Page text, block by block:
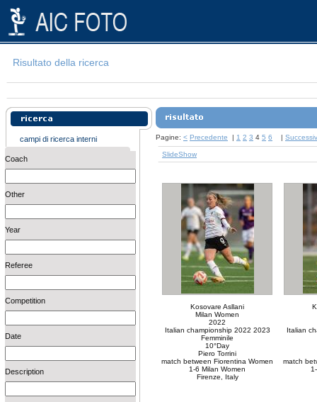
Risultato della ricerca
campi di ricerca interni
Coach
Other
Year
Referee
Competition
Date
Description
Pagine: < Precedente | 1 2 3 4 5 6 |
SlideShow
Kosovare Asllani
Milan Women
2022
Italian championship 2022 2023
Femminile
10°Day
Piero Torrini
match between Fiorentina Women
1-6 Milan Women
Firenze, Italy
Italian
match